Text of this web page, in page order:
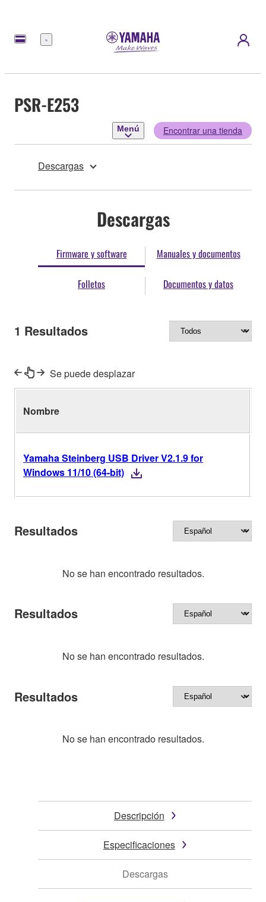
Menú
PSR-E253
Menú Encontrar una tienda
Descargas
Descargas
Firmware y software Manuales y documentos
Folletos Documentos y datos
1 Resultados
Se puede desplazar
Nombre
Yamaha Steinberg USB Driver V2.1.9 for
Windows 11/10 (64-bit)
Resultados
No se han encontrado resultados.
Resultados
No se han encontrado resultados.
Resultados
No se han encontrado resultados.
Descripción
Especificaciones
Descargas